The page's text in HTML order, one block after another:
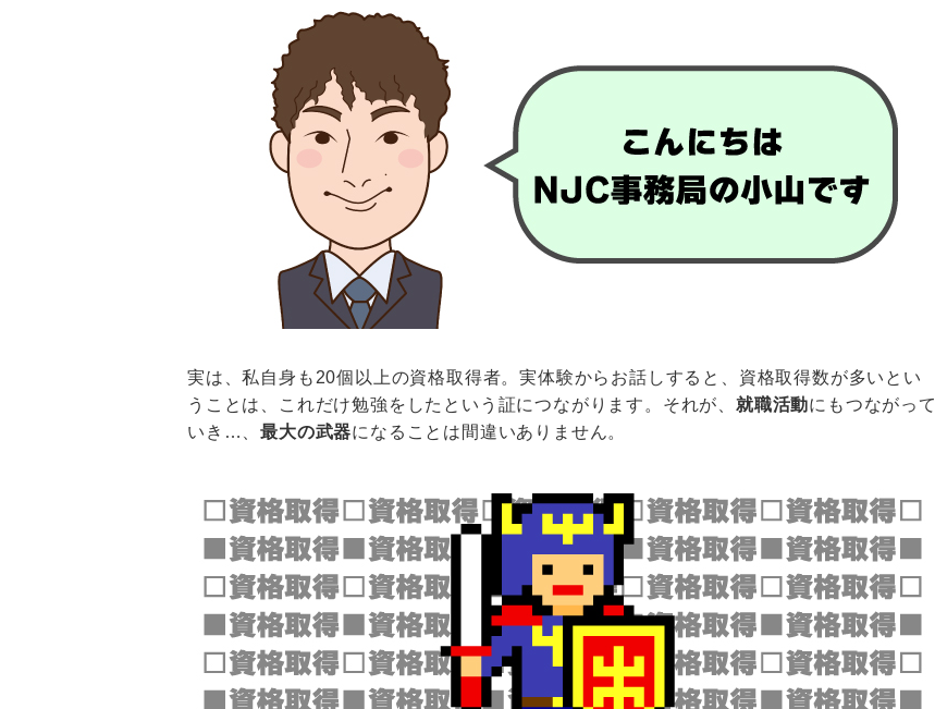
実は、私自身も20個以上の資格取得者。実体験からお話しすると、資格取得数が多いとい
うことは、これだけ勉強をしたという証につながります。それが、就職活動にもつながって
いき…、最大の武器になることは間違いありません。